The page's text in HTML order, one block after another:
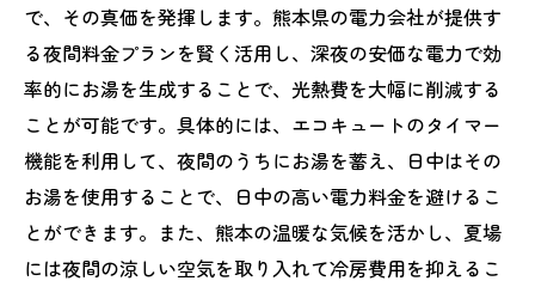
で、その真価を発揮します。熊本県の電力会社が提供す
る夜間料金プランを賢く活用し、深夜の安価な電力で効
率的にお湯を生成することで、光熱費を大幅に削減する
ことが可能です。具体的には、エコキュートのタイマー
機能を利用して、夜間のうちにお湯を蓄え、日中はその
お湯を使用することで、日中の高い電力料金を避けるこ
とができます。また、熊本の温暖な気候を活かし、夏場
には夜間の涼しい空気を取り入れて冷房費用を抑えるこ